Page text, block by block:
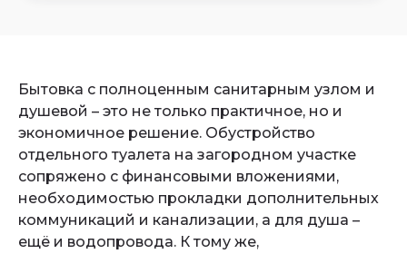
Бытовка с полноценным санитарным узлом и
душевой – это не только практичное, но и
экономичное решение. Обустройство
отдельного туалета на загородном участке
сопряжено с финансовыми вложениями,
необходимостью прокладки дополнительных
коммуникаций и канализации, а для душа –
ещё и водопровода. К тому же,